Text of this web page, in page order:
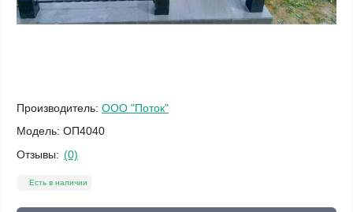
Производитель: ООО "Поток"
Модель: ОП4040
Отзывы: (0)
Есть в наличии